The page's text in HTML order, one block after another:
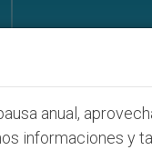
en Tierra
anual,
informaciones y